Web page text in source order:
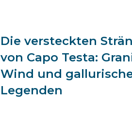
Die versteckten
von Capo Testa:
Wind und
Legenden